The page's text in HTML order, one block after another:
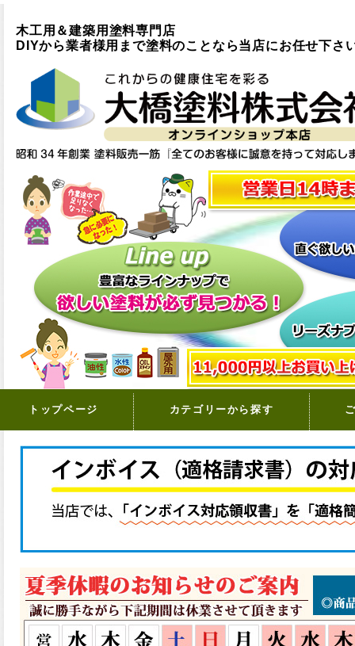
木工用＆建築用塗料専門店
DIYから業者様用まで塗料のことなら当店にお任せ下さ
トップページ カテゴリーから探す